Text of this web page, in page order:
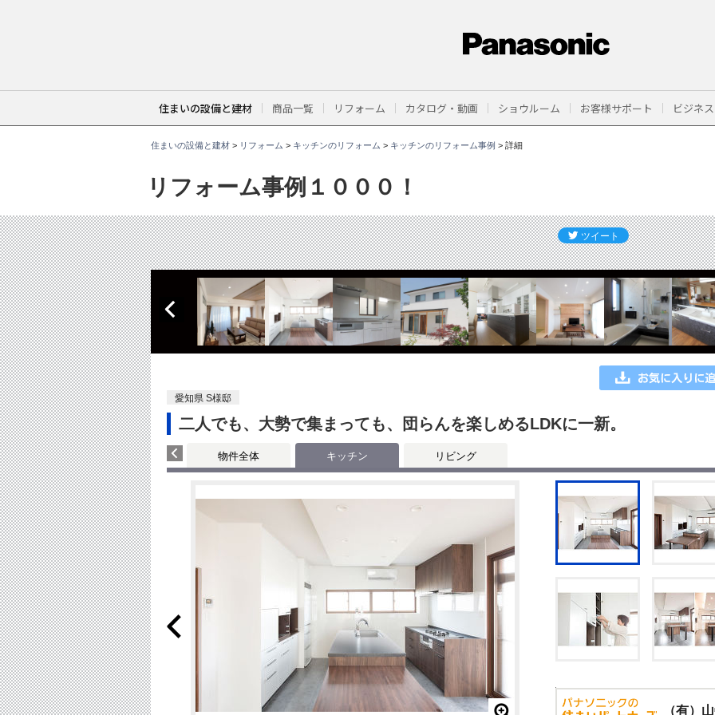
住まいの設備と建材 商品一覧 リフォーム カタログ・動画 ショウルーム お客様サポート ビジネ
住まいの設備と建材> リフォーム > キッチンのリフォーム > キッチンのリフォーム事例 > 詳細
リフォーム事例１０００！
。
愛知県 S様邸
二人でも、大勢で集まっても、団らんを楽しめるLDKに一新。
物件全体 キッチン リビング
（有）